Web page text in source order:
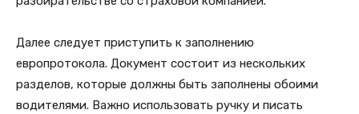
Далее следует приступить к заполнению
европротокола. Документ состоит из нескольких
разделов, которые должны быть заполнены обоими
водителями. Важно использовать ручку и писать